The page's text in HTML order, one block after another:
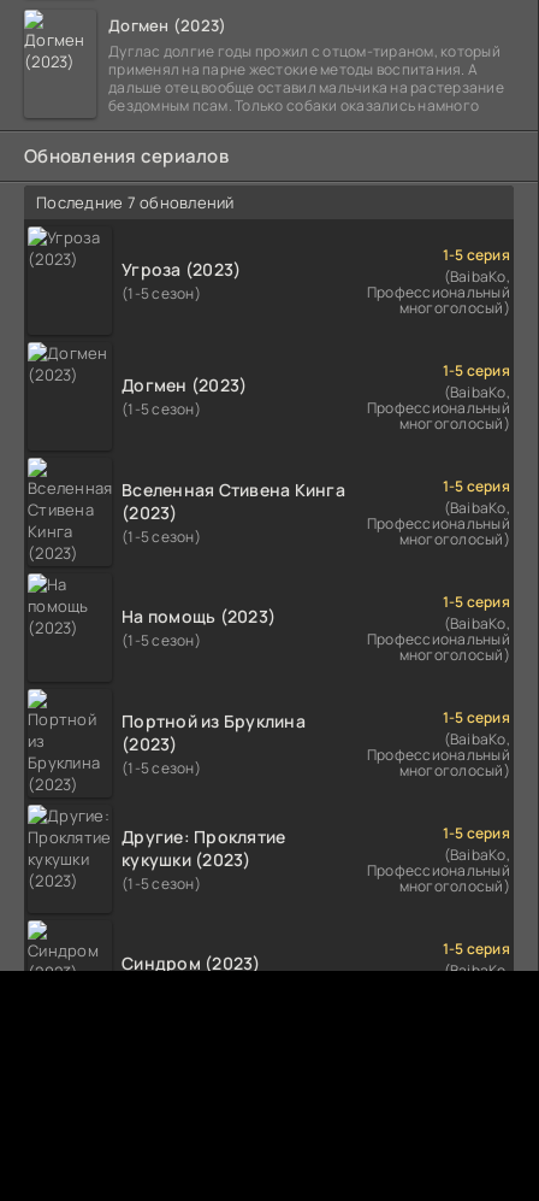
Догмен (2023)
Дуглас долгие годы прожил с отцом-тираном, который
применял на парне жестокие методы воспитания. А
дальше отец вообще оставил мальчика на растерзание
бездомным псам. Только собаки оказались намного
Обновления сериалов
Последние 7 обновлений
Угроза (2023)
(1-5 сезон)
1-5 серия
(BaibaKo,
Профессиональный
многоголосый)
Догмен (2023)
(1-5 сезон)
1-5 серия
(BaibaKo,
Профессиональный
многоголосый)
Вселенная Стивена Кинга
(2023)
(1-5 сезон)
1-5 серия
(BaibaKo,
Профессиональный
многоголосый)
На помощь (2023)
(1-5 сезон)
1-5 серия
(BaibaKo,
Профессиональный
многоголосый)
Портной из Бруклина
(2023)
(1-5 сезон)
1-5 серия
(BaibaKo,
Профессиональный
многоголосый)
Другие: Проклятие
кукушки (2023)
(1-5 сезон)
1-5 серия
(BaibaKo,
Профессиональный
многоголосый)
Синдром (2023)
1-5 серия
(BaibaKo,